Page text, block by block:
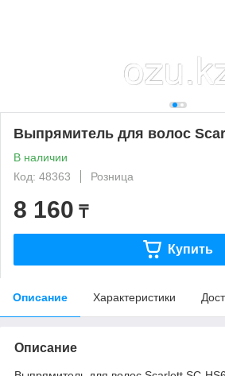
Выпрямитель для волос
В наличии
Код: 48363
Розница
8 160 ₸
Купить
Описание Характеристики
Описание